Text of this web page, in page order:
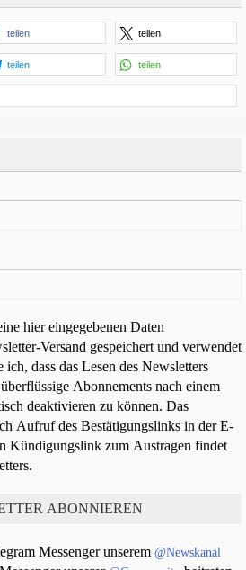
teilen teilen
teilen teilen
hier eingegebenen Daten
Versand gespeichert und verwendet
dass das Lesen des Newsletters
Abonnements nach einem
deaktivieren zu können. Das
Aufruf des Bestätigungslinks in der E-
Kündigungslink zum Austragen findet
Messenger unserem @Newskanal